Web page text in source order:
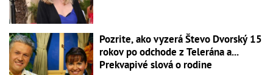
Pozrite, ako vyzerá Števo Dvorský 15
rokov po odchode z Telerána a...
Prekvapivé slová o rodine